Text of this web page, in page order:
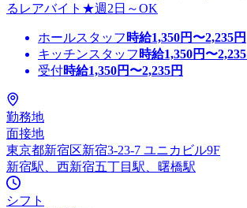
るレアバイト★週2日～OK
ホールスタッフ 時給1,350円〜2,235円
キッチンスタッフ 時給1,350円〜2,235
受付時給1,350円〜2,235円
勤務地
面接地
東京都新宿区新宿3-23-7 ユニカビル9F
新宿駅、西新宿五丁目駅、曙橋駅
シフト